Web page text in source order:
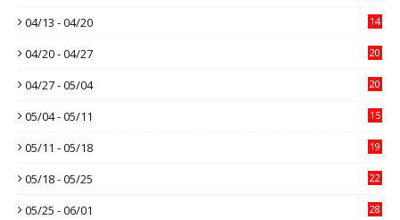
04/13 - 04/20 14
04/20 - 04/27 20
04/27 - 05/04 20
05/04 - 05/11 15
05/11 - 05/18 19
05/18 - 05/25 22
05/25 - 06/01 28